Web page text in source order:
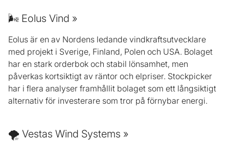
🌬️ Eolus Vind »
Eolus är en av Nordens ledande vindkraftsutvecklare
med projekt i Sverige, Finland, Polen och USA. Bolaget
har en stark orderbok och stabil lönsamhet, men
påverkas kortsiktigt av räntor och elpriser. Stockpicker
har i flera analyser framhållit bolaget som ett långsiktigt
alternativ för investerare som tror på förnybar energi.
🌪️ Vestas Wind Systems »